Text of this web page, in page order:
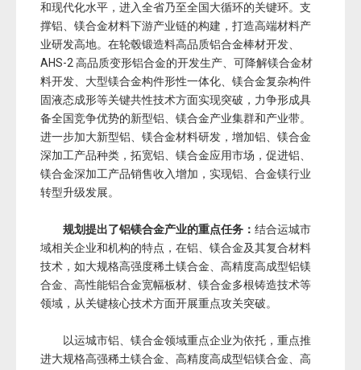
和现代化水平，进入全省乃至全国大循环的关键环。支
撑铝、镁合金材料下游产业链的构建，打造高端材料产
业研发高地。在轮毂锻造料高品质铝合金棒材开发、
AHS-2 高品质变形铝合金的开发生产、可降解镁合金材
料开发、大型镁合金构件形性一体化、镁合金复杂构件
固液态成形等关键共性技术方面实现突破，力争形成具
备全国竞争优势的新型铝、镁合金产业集群和产业带。
进一步加大新型铝、镁合金材料研发，增加铝、镁合金
深加工产品种类，拓宽铝、镁合金应用市场，促进铝、
镁合金深加工产品销售收入增加，实现铝、合金镁行业
转型升级发展。
规划提出了铝镁合金产业的重点任务： 结合运城市
域相关企业和机构的特点，在铝、镁合金及其复合材料
技术，如大规格高强度稀土镁合金、高精度高成型铝镁
合金、高性能铝合金宽幅板材、镁合金多根铸造技术等
领域，从关键核心技术方面开展重点攻关突破。
以运城市铝、镁合金领域重点企业为依托，重点推
进大规格高强稀土镁合金、高精度高成型铝镁合金、高